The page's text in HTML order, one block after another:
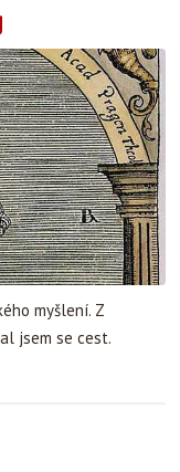
myšlení. Z
jsem se cest.